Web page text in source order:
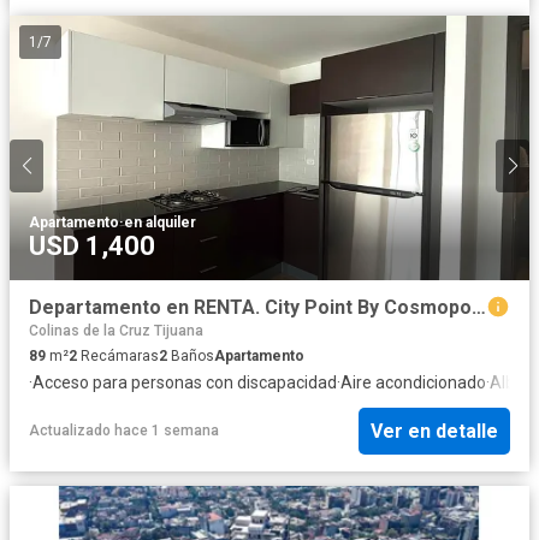
1 /7
Apartamento·en alquiler
USD 1,400
Departamento en RENTA. City Point By Cosmopolitan. (Tercera Etapa del Río).
Colinas de la Cruz Tijuana
89 m²2 Recámaras2 BañosApartamento
·Acceso para personas con discapacidad·Aire acondicionado·
Actualizado hace 1 semana Ver en detalle